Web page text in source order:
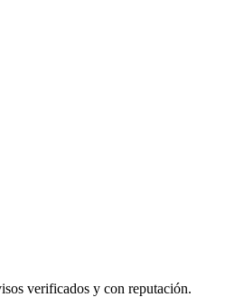
verificados y con reputación.